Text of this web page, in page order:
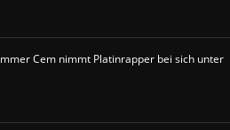
Cem nimmt Platinrapper bei sich unter